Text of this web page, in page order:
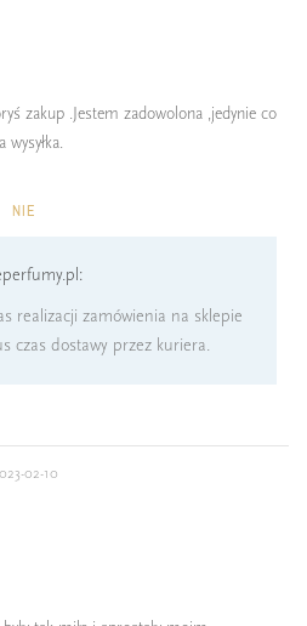
zakup .Jestem zadowolona ,jedynie co
NIE
realizacji zamówienia na sklepie
czas dostawy przez kuriera.
02-10